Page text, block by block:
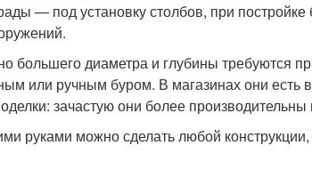
— под установку столбов, при постройке
большего диаметра и глубины требуются
или ручным буром. В магазинах они есть
зачастую они более
руками можно сделать любой